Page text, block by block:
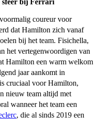
sfeer bij Ferrari
coureur voor
dat Hamilton zich vanaf
bij het team. Fisichella,
het vertegenwoordigen van
Hamilton een warm welkom
jaar aankomt in
cruciaal voor Hamilton,
nieuw team altijd met
wanneer het team een
, die al sinds 2019 een